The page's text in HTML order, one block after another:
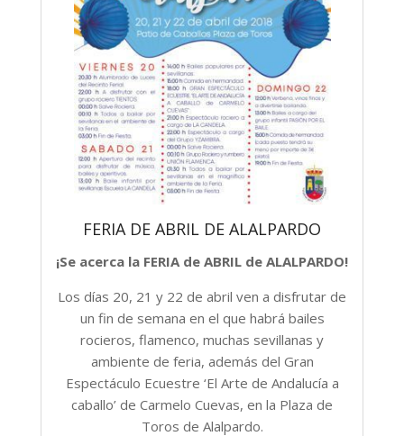
FERIA DE ABRIL DE ALALPARDO
¡Se acerca la FERIA de ABRIL de ALALPARDO!
Los días 20, 21 y 22 de abril ven a disfrutar de
un fin de semana en el que habrá bailes
rocieros, flamenco, muchas sevillanas y
ambiente de feria, además del Gran
Espectáculo Ecuestre ‘El Arte de Andalucía a
caballo’ de Carmelo Cuevas, en la Plaza de
Toros de Alalpardo.